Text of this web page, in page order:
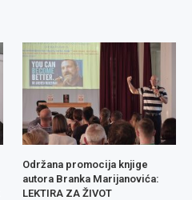
Održana promocija knjige
autora Branka Marijanovića:
LEKTIRA ZA ŽIVOT